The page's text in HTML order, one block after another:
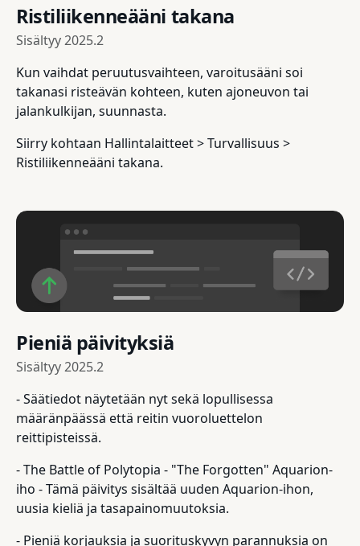
Ristiliikenneääni takana
Sisältyy2025.2
Kun vaihdat peruutusvaihteen, varoitusääni soi
takanasi risteävän kohteen, kuten ajoneuvon tai
jalankulkijan, suunnasta.
Siirry kohtaan Hallintalaitteet > Turvallisuus >
Ristiliikenneääni takana.
Pieniä päivityksiä
Sisältyy2025.2
- Säätiedot näytetään nyt sekä lopullisessa
määränpäässä että reitin vuoroluettelon
reittipisteissä.
- The Battle of Polytopia - "The Forgotten" Aquarion-
iho - Tämä päivitys sisältää uuden Aquarion-ihon,
uusia kieliä ja tasapainomuutoksia.
- Pieniä korjauksia ja suorituskyvyn parannuksia on